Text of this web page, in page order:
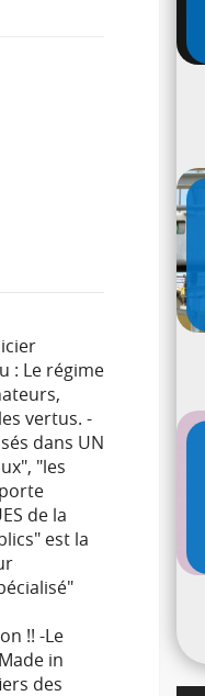
: Le régime
vertus. -
dans UN
"les
de la
est la
!! -Le
in
des